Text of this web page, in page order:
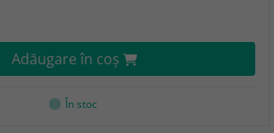
Adăugare în coş
În stoc